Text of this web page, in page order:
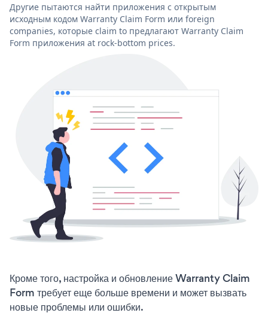
Другие пытаются найти приложения с открытым
исходным кодом Warranty Claim Form или foreign
companies, которые claim to предлагают Warranty Claim
Form приложения at rock-bottom prices.
Кроме того, настройка и обновление Warranty Claim
Form требует еще больше времени и может вызвать
новые проблемы или ошибки.